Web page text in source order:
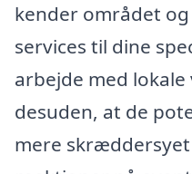
kender området
services til dine
arbejde med
desuden, at de
mere